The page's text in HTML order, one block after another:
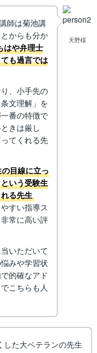
天野様
師は菊池講
からも分か
はや弁理士
も過言では
、小手先の
文理解」を
番の特徴で
きは厳し
てくれる先
目線に立っ
いう受験生
る先生
すい指導ス
常に高い評
いただいて
みや学習状
的確なアド
こちらも人
た大ベテランの先生